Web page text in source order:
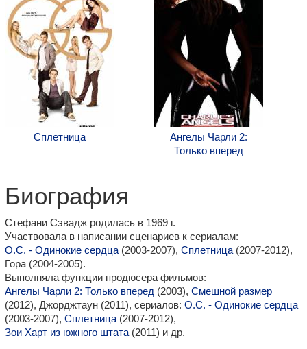
Сплетница
Ангелы Чарли 2:
Только вперед
Биография
Стефани Сэвадж родилась в 1969 г.
Участвовала в написании сценариев к сериалам:
О.С. - Одинокие сердца (2003-2007), Сплетница (2007-2012),
Гора (2004-2005).
Выполняла функции продюсера фильмов:
Ангелы Чарли 2: Только вперед (2003), Смешной размер
(2012), Джорджтаун (2011), сериалов: О.С. - Одинокие сердца
(2003-2007), Сплетница (2007-2012),
Зои Харт из южного штата (2011) и др.